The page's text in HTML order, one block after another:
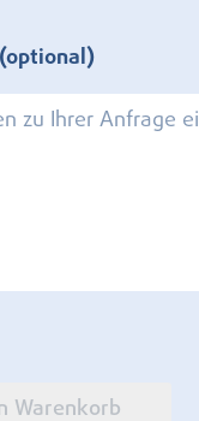
Warenkorb